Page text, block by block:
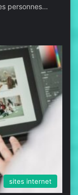
personnes…
sites internet